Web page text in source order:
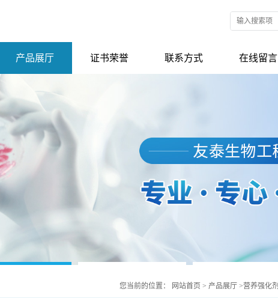
产品展厅 证书荣誉 联系方式 在线留言
您当前的位置： 网站首页 > 产品展厅 >营养强化剂